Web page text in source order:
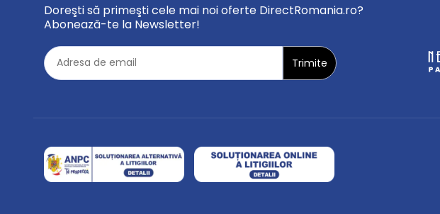
Doreşti să primeşti cele mai noi oferte DirectRomania.ro?
Abonează-te la Newsletter!